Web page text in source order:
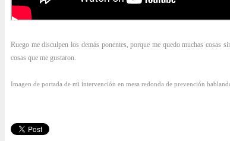
Ruego me disculpen los demás ponentes, porque me quedo muchas cosas
cosas que me gustaron.
Imagen de portada de mi intervención en mesa redonda de prevención